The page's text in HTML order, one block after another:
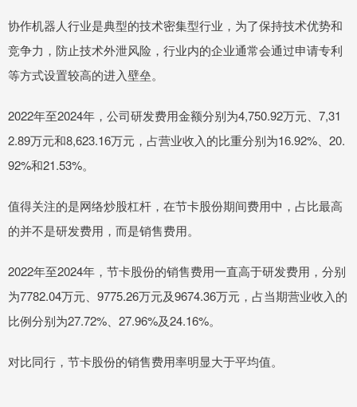
协作机器人行业是典型的技术密集型行业，为了保持技术优势和
竞争力，防止技术外泄风险，行业内的企业通常会通过申请专利
等方式设置较高的进入壁垒。
2022年至2024年，公司研发费用金额分别为4,750.92万元、7,31
2.89万元和8,623.16万元，占营业收入的比重分别为16.92%、20.
92%和21.53%。
值得关注的是网络炒股杠杆，在节卡股份期间费用中，占比最高
的并不是研发费用，而是销售费用。
2022年至2024年，节卡股份的销售费用一直高于研发费用，分别
为7782.04万元、9775.26万元及9674.36万元，占当期营业收入的
比例分别为27.72%、27.96%及24.16%。
对比同行，节卡股份的销售费用率明显大于平均值。